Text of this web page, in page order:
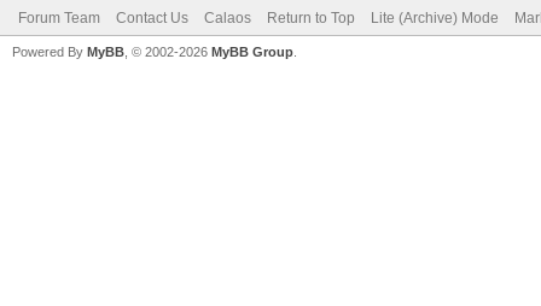
Forum Team Contact Us Calaos Return to Top Lite (Archive) Mode
Powered By MyBB , © 2002-2026 MyBB Group